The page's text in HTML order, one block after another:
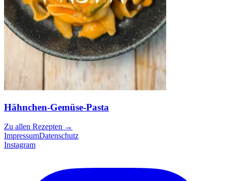
Hähnchen-Gemüse-Pasta
Zu allen Rezepten →
ImpressumDatenschutz
Instagram